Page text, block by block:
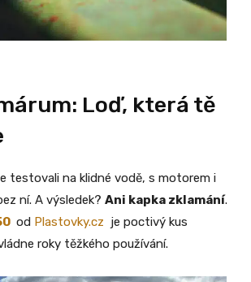
Loď, která tě
testovali na klidné vodě, s motorem i
ní. A výsledek? Ani kapka zklamání.
od Plastovky.cz je poctivý kus
roky těžkého používání.